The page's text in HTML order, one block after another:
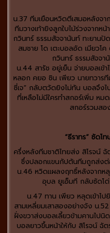
น.37 ทีมเยือนหวิดตีเสมอหลังจ
ทีมวางเท้ายิงลูกใบไม้ร่วงจากห
กวินทร์ ธรรมสัจจานันท์ ทะยาน
สมชาย โด เตะบอลอัด เมียวโ
กวินทร์ ธรรมสัจจ
น.44 สารัช อยู่เย็น จ่ายบอลเข้
หลอก คยอ ซิน เพียว นายทวารที
ซี่เจ” กลับตวัดยิงไม่ทัน บอลจึงไ
ที่เหลือไม่มีใครทำสกอร์เพิ่ม ห
สกอร์รวมส
“ธีราทร” ซัดโ
ครึ่งหลังทีมชาติไทยส่ง สิโรจน์
ซึ่งปลอกแขนกัปตันทีมถูกส่งต่
น.46 หวิดแผลงฤทธิ์หลังจากหลุ
อุบล ยูเอ็มที กลับซัดโ
น.47 ทาน เพียว หลุดเข้าไ
สามเหลี่ยมเสาสองอย่างจัง น
ฝั่งขวาส่งบอลเลี้ยวข้ามคานไป
บอลยาวขึ้นหน้าให้กับ สิโรจน์ ฉั